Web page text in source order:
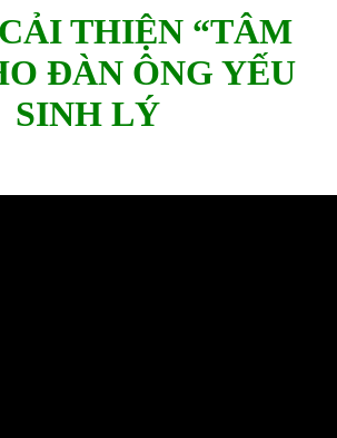
THIỆN “TÂM
ĐÀN ÔNG YẾU
SINH LÝ